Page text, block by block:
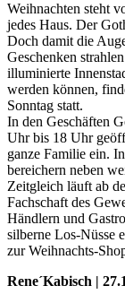
Weihnachten steht
jedes Haus. Der
Doch damit die
Geschenken
illuminierte
werden können,
Sonntag statt.
In den Geschäften
Uhr bis 18 Uhr
ganze Familie ein.
bereichern neben
Zeitgleich läuft ab
Fachschaft des
Händlern und
silberne Los-Nüsse
zur Weihnachts-
Rene´Kabisch |